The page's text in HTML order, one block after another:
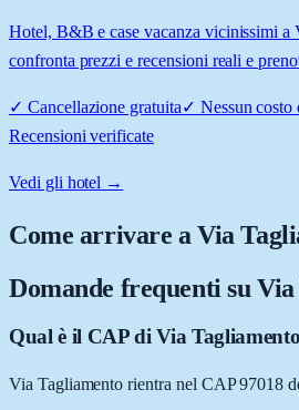
Hotel, B&B e case vacanza vicinissimi a
confronta prezzi e recensioni reali e
✓ Cancellazione gratuita✓ Nessun costo
Recensioni verificate
Vedi gli hotel →
Come arrivare aVia
Domande frequenti su Via
Qual è il CAP di Via
Via Tagliamento rientra nel CAP 97018